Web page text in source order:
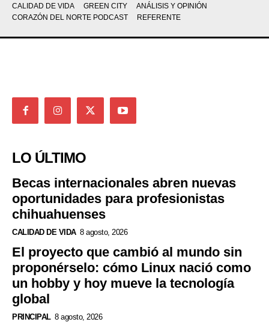
CALIDAD DE VIDA
GREEN CITY
ANÁLISIS Y OPINIÓN
CORAZÓN DEL NORTE PODCAST
REFERENTE
LO ÚLTIMO
Becas internacionales abren nuevas
oportunidades para profesionistas
chihuahuenses
CALIDAD DE VIDA 8 agosto, 2026
El proyecto que cambió al mundo sin
proponérselo: cómo Linux nació como
un hobby y hoy mueve la tecnología
global
PRINCIPAL 8 agosto, 2026